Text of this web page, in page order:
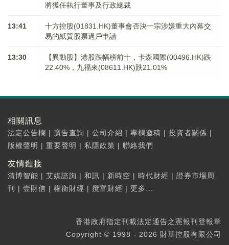
將獲任執行董事及行政總裁
13:41
十方控股(01831.HK)董事會否決一宗涉嫌重大內幕交
易的紙質股票過戶申請
13:30
【異動股】港股跌幅榜前十，卡森國際(00496.HK)跌
22.40%，九福來(08611.HK)跌21.01%
相關訊息
法定公告欄 | 廣告查詢 | 公司介紹 | 專欄邀稿 | 投資者關係 |
版權聲明 | 重要聲明 | 私隱政策 | 聯絡我們
友情鏈接
清博智能 | 艾媒諮詢 | 和訊 | 新時空 | 時代財經 | 證券市場周
刊
| 壹財信 | 權衡財經 | 攬富財經 | 更多...
香港政府指定刊載法定通告之憲報刊登報章
Copyright © 1998 - 2026 財華控股有限公司